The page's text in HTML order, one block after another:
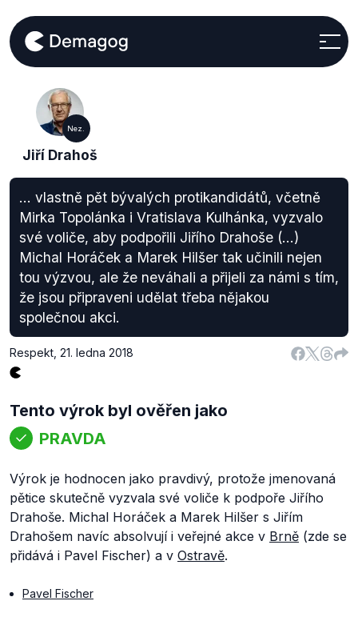
Nez.
Jiří Drahoš
... vlastně pět bývalých protikandidátů, včetně
Mirka Topolánka i Vratislava Kulhánka, vyzvalo
své voliče, aby podpořili Jiřího Drahoše (...)
Michal Horáček a Marek Hilšer tak učinili nejen
tou výzvou, ale že neváhali a přijeli za námi s tím,
že jsou připraveni udělat třeba nějakou
společnou akci.
Respekt 21. ledna 2018
Tento výrok byl ověřen jako
PRAVDA
Výrok je hodnocen jako pravdivý, protože jmenovaná
pětice skutečně vyzvala své voliče k podpoře Jiřího
Drahoše. Michal Horáček a Marek Hilšer s Jiřím
Drahošem navíc absolvují i veřejné akce v Brně (zde se
přidává i Pavel Fischer) a v Ostravě.
Pavel Fischer